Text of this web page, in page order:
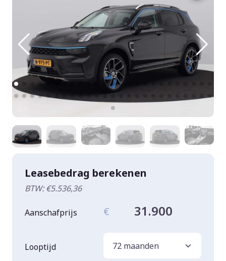
Leasebedrag berekenen
BTW: €5.536,36
Aanschafprijs € 31.900
Looptijd